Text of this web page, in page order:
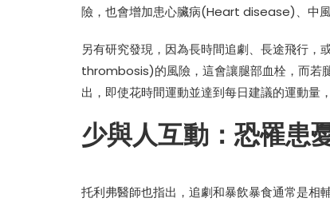
險，也會增加患心臟病(Heart disease)、中
另有研究發現，因為長時間追劇、長途飛行
thrombosis)的風險，這會讓腿部血栓，而若
出，即使花時間運動並達到每日建議的運動量
少與人互動：恐罹患
托利弗醫師也指出，追劇和暴飲暴食通常是相